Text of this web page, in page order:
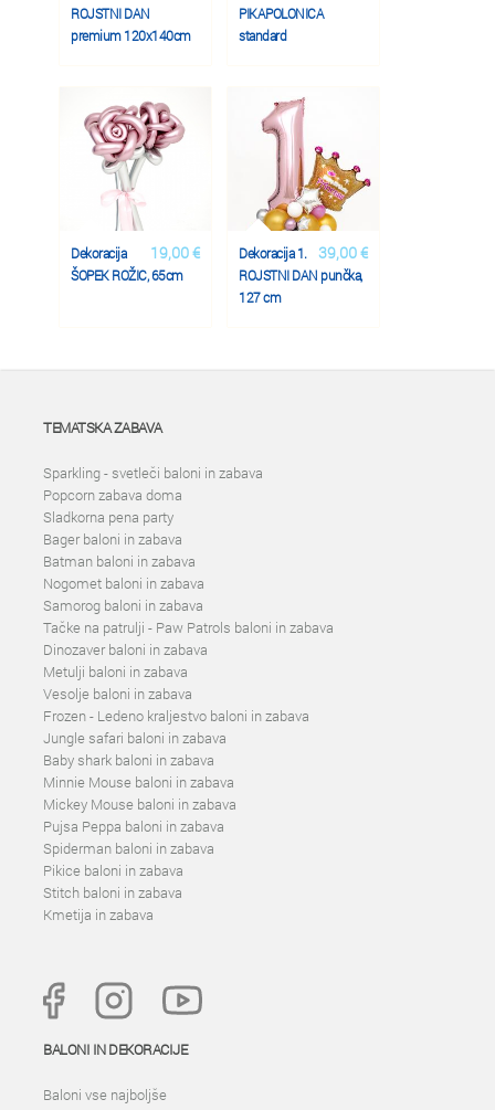
ROJSTNI DAN
premium 120x140cm
PIKAPOLONICA
standard
19,00 €
Dekoracija
ŠOPEK ROŽIC, 65cm
39,00 €
Dekoracija 1.
ROJSTNI DAN punčka,
127 cm
TEMATSKA ZABAVA
Sparkling - svetleči baloni in zabava
Popcorn zabava doma
Sladkorna pena party
Bager baloni in zabava
Batman baloni in zabava
Nogomet baloni in zabava
Samorog baloni in zabava
Tačke na patrulji - Paw Patrols baloni in zabava
Dinozaver baloni in zabava
Metulji baloni in zabava
Vesolje baloni in zabava
Frozen - Ledeno kraljestvo baloni in zabava
Jungle safari baloni in zabava
Baby shark baloni in zabava
Minnie Mouse baloni in zabava
Mickey Mouse baloni in zabava
Pujsa Peppa baloni in zabava
Spiderman baloni in zabava
Pikice baloni in zabava
Stitch baloni in zabava
Kmetija in zabava
BALONI IN DEKORACIJE
Baloni vse najboljše